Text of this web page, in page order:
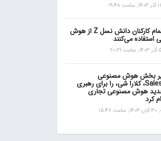
تقریباً تمام کارکنان دانش نسل Z از هوش
استفاده می‌کنند
بخش هوش مصنوعی
Salesforce، کلارا شی، را برای رهبری
هوش مصنوعی تجاری
کرد